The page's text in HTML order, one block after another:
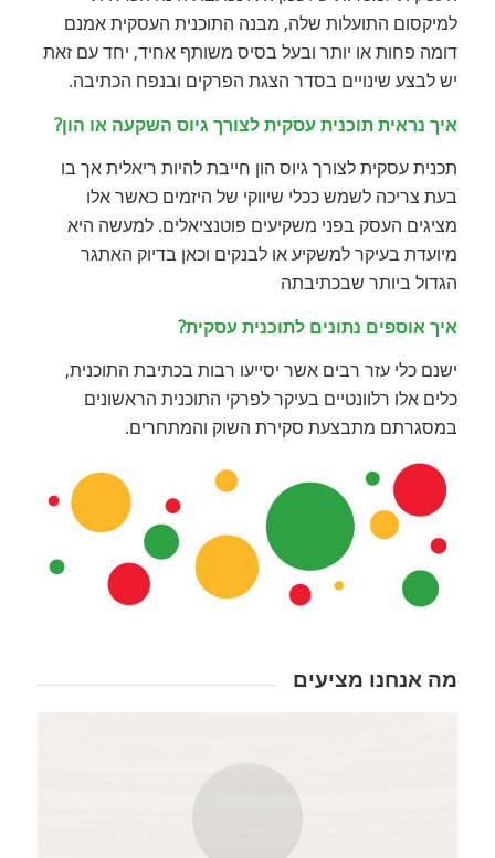
למיקסום התועלות שלה, מבנה התוכנית העסקית אמנם
דומה פחות או יותר ובעל בסיס משותף אחיד, יחד עם זאת
יש לבצע שינויים בסדר הצגת הפרקים ובנפח הכתיבה.
איך נראית תוכנית עסקית לצורך גיוס השקעה או הון?
תכנית עסקית לצורך גיוס הון חייבת להיות ריאלית אך בו
בעת צריכה לשמש ככלי שיווקי של היזמים כאשר אלו
מציגים העסק בפני משקיעים פוטנציאלים. למעשה היא
מיועדת בעיקר למשקיע או לבנקים וכאן בדיוק האתגר
הגדול ביותר שבכתיבתה
איך אוספים נתונים לתוכנית עסקית?
ישנם כלי עזר רבים אשר יסייעו רבות בכתיבת התוכנית,
כלים אלו רלוונטיים בעיקר לפרקי התוכנית הראשונים
במסגרתם מתבצעת סקירת השוק והמתחרים.
מה אנחנו מציעים